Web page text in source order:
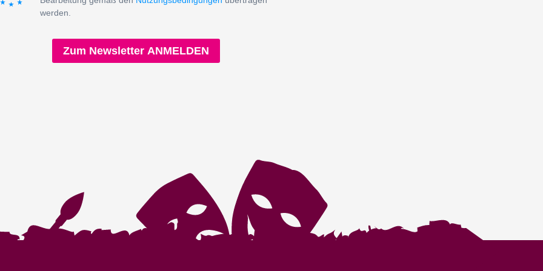
werden.
Zum Newsletter ANMELDEN